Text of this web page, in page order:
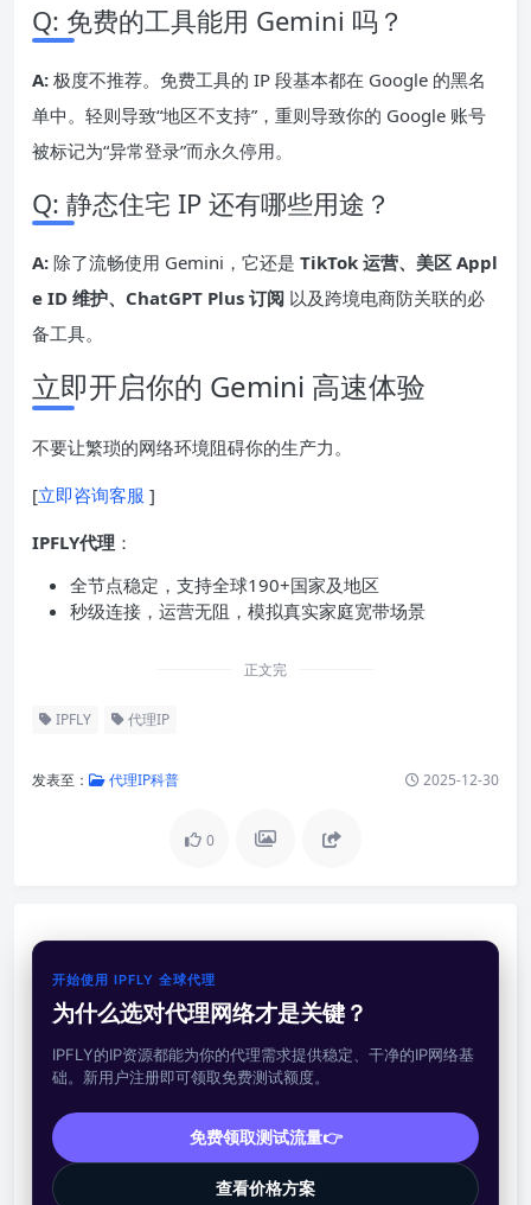
Q: 免费的工具能用 Gemini 吗？
A: 极度不推荐。免费工具的 IP 段基本都在 Google 的黑名
单中。轻则导致“地区不支持”，重则导致你的 Google 账号
被标记为“异常登录”而永久停用。
Q: 静态住宅 IP 还有哪些用途？
A: 除了流畅使用 Gemini，它还是 TikTok 运营、美区 Appl
e ID 维护、ChatGPT Plus 订阅 以及跨境电商防关联的必
备工具。
立即开启你的 Gemini 高速体验
不要让繁琐的网络环境阻碍你的生产力。
[立即咨询客服 ]
IPFLY代理 ：
全节点稳定，支持全球190+国家及地区
秒级连接，运营无阻，模拟真实家庭宽带场景
正文完
IPFLY 代理IP
发表至： 代理IP科普 2025-12-30
0
开始使用 IPFLY 全球代理
为什么选对代理网络才是关键？
IPFLY的IP资源都能为你的代理需求提供稳定、干净的IP网络基
础。新用户注册即可领取免费测试额度。
免费领取测试流量👉
查看价格方案